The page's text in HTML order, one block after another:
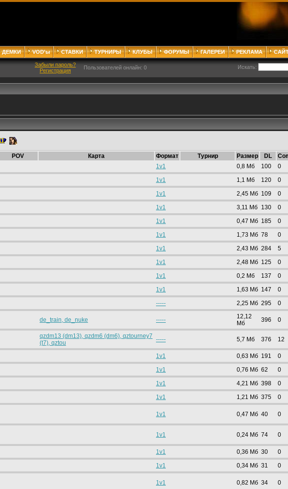
ДЕМКИ VOD'ы СТАВКИ ТУРНИРЫ КЛУБЫ ФОРУМЫ ГАЛЕРЕИ РЕКЛАМА
Забыли пароль?
Регистрация
Пользователей онлайн: 0 Искать:
POV Карта Формат Турнир Размер DL
1v1 0,8 Mб 100 0
1v1 1,1 Mб 120 0
1v1 2,45 Mб 109 0
1v1 3,11 Mб 130 0
1v1 0,47 Mб 185 0
1v1 1,73 Mб 78 0
1v1 2,43 Mб 284 5
1v1 2,48 Mб 125 0
1v1 0,2 Mб 137 0
1v1 1,63 Mб 147 0
----- 2,25 Mб 295 0
de_train, de_nuke -----
12,12
Mб
396 0
qzdm13 (dm13), qzdm6 (dm6), qztourney7
(t7), qztou
----- 5,7 Mб 376 12
1v1 0,63 Mб 191 0
1v1 0,76 Mб 62 0
1v1 4,21 Mб 398 0
1v1 1,21 Mб 375 0
1v1 0,47 Mб 40 0
1v1 0,24 Mб 74 0
1v1 0,36 Mб 30 0
1v1 0,34 Mб 31 0
1v1 0,82 Mб 34 0